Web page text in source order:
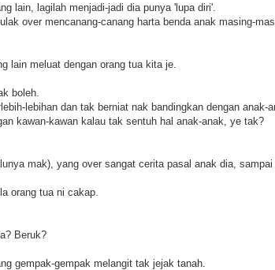
lain, lagilah menjadi-jadi dia punya 'lupa diri'.
over mencanang-canang harta benda anak masing-
lain meluat dengan orang tua kita je.
boleh.
lebihan dan tak berniat nak bandingkan dengan anak-
kawan-kawan kalau tak sentuh hal anak-anak, ye tak?
mak), yang over sangat cerita pasal anak dia,
orang tua ni cakap.
Beruk?
gempak-gempak melangit tak jejak tanah.